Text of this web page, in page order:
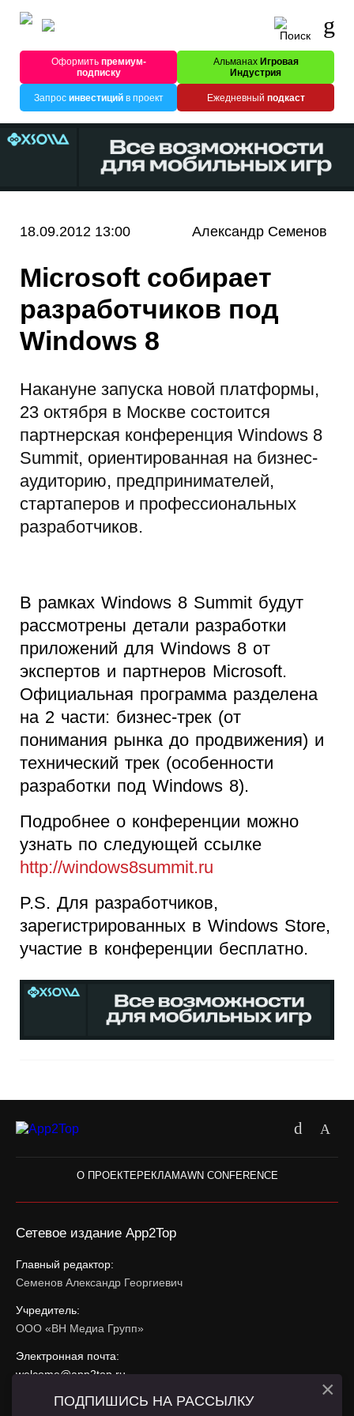
Оформитьпремиум-
подписку
Альманах Игровая
Индустрия
Запрос инвестицийв проект Ежедневный подкаст
18.09.2012 13:00 Александр Семенов
Microsoft собирает
разработчиков под
Windows 8
Накануне запуска новой платформы,
23 октября в Москве состоится
партнерская конференция Windows 8
Summit, ориентированная на бизнес-
аудиторию, предпринимателей,
стартаперов и профессиональных
разработчиков.
В рамках Windows 8 Summit будут
рассмотрены детали разработки
приложений для Windows 8 от
экспертов и партнеров Microsoft.
Официальная программа разделена
на 2 части: бизнес-трек (от
понимания рынка до продвижения) и
технический трек (особенности
разработки под Windows 8).
Подробнее о конференции можно
узнать по следующей ссылке
http://windows8summit.ru
P.S. Для разработчиков,
зарегистрированных в Windows Store,
участие в конференции бесплатно.
О ПРОЕКТЕРЕКЛАМАWN CONFERENCE
Сетевое издание App2Top
Главный редактор:
Семенов Александр Георгиевич
Учредитель:
ООО «ВН Медиа Групп»
Электронная почта:
welcome@app2top.ru
При использовании материалов активная ссылка на
ПОДПИШИСЬ НА РАССЫЛКУ ×